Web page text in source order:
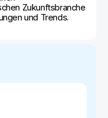
Zukunftsbranche
und Trends.